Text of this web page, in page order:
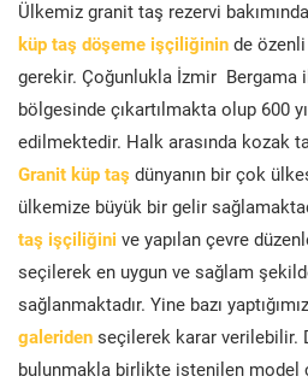
Ülkemiz granit taş rezervi
küp taş döşeme işçiliğinin de
gerekir. Çoğunlukla İzmir Bergama
bölgesinde çıkartılmakta olup 600
edilmektedir. Halk arasında kozak
Granit küp taş dünyanın bir çok
ülkemize büyük bir gelir
taş işçiliğini ve yapılan çevre
seçilerek en uygun ve sağlam
sağlanmaktadır. Yine bazı
galeriden seçilerek karar verilebilir.
bulunmakla birlikte istenilen model